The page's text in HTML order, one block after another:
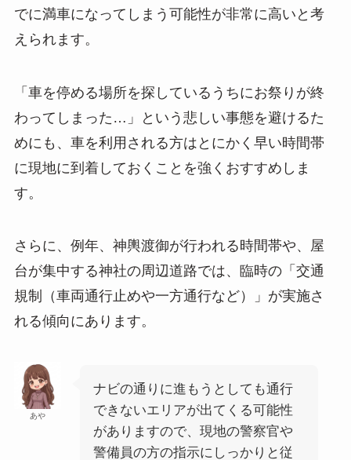
でに満車になってしまう可能性が非常に高いと考
えられます。
「車を停める場所を探しているうちにお祭りが終
わってしまった…」という悲しい事態を避けるた
めにも、車を利用される方はとにかく早い時間帯
に現地に到着しておくことを強くおすすめしま
す。
さらに、例年、神輿渡御が行われる時間帯や、屋
台が集中する神社の周辺道路では、臨時の「交通
規制（車両通行止めや一方通行など）」が実施さ
れる傾向にあります。
あや
ナビの通りに進もうとしても通行
できないエリアが出てくる可能性
がありますので、現地の警察官や
警備員の方の指示にしっかりと従